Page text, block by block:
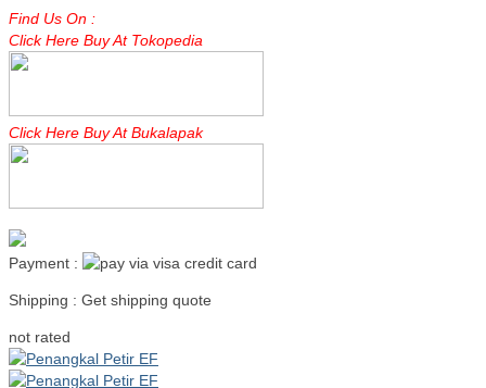
Find Us On :
Click Here Buy At Tokopedia
Click Here Buy At Bukalapak
Payment :
Shipping : Get shipping quote
not rated